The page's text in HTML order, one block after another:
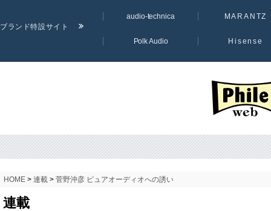
ブランド特設サイト
audio-technica MARANTZ
Polk Audio Hisense
PHILE WEB
HOME > 連載 > 菅野沖彦 ピュアオーディオへの誘い
連載